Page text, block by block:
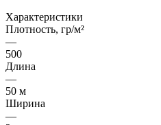
Характеристики
Плотность, гр/м²
—
500
Длина
—
50 м
Ширина
—